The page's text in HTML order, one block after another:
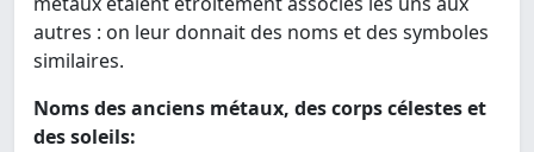
autres : on leur donnait des noms et des symboles
similaires.
Noms des anciens métaux, des corps célestes et
des soleils: